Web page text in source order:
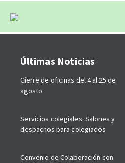
Últimas Noticias
Cierre de oficinas del 4 al 25 de
agosto
Servicios colegiales. Salones y
despachos para colegiados
Convenio de Colaboración con